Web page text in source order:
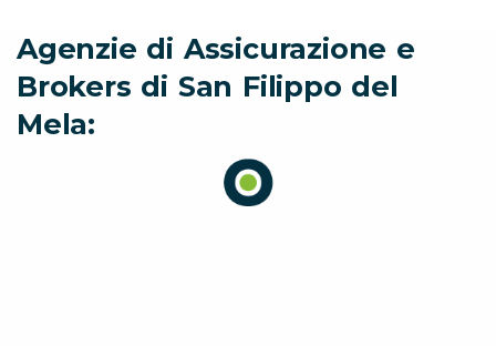
Agenzie di Assicurazione e
Brokers di San Filippo del
Mela: